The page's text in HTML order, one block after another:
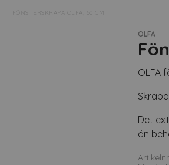
FÖNSTERSKRAPA OLFA, 60 CM
OLFA
OLFA
Det
än